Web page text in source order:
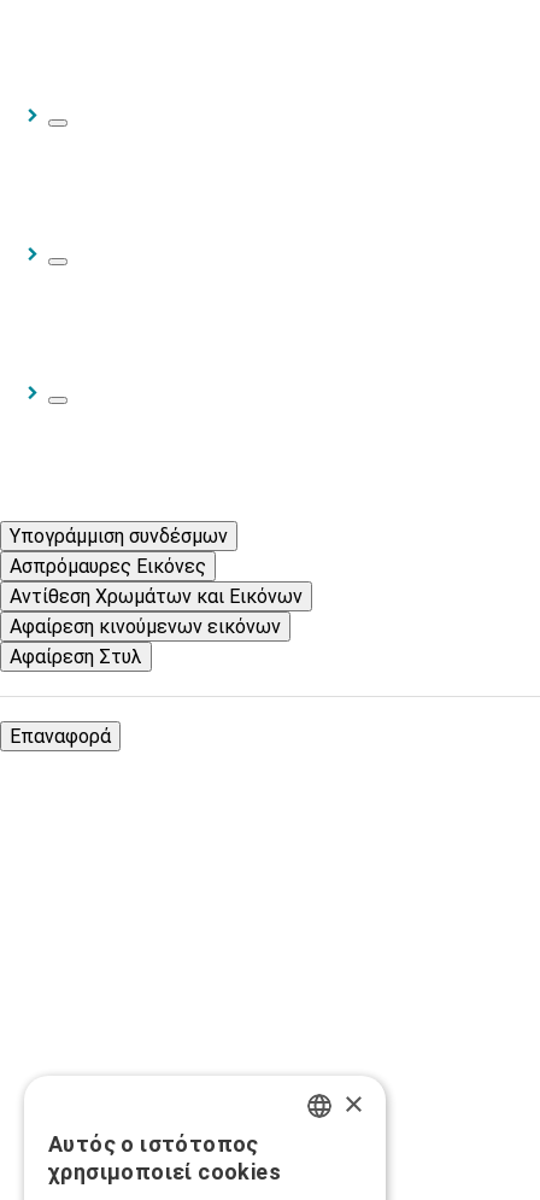
Υπογράμμιση συνδέσμων
Ασπρόμαυρες Εικόνες
Αντίθεση Χρωμάτων και Εικόνων
Αφαίρεση κινούμενων εικόνων
Αφαίρεση Στυλ
Επαναφορά
×
Αυτός ο ιστότοπος
χρησιμοποιεί cookies